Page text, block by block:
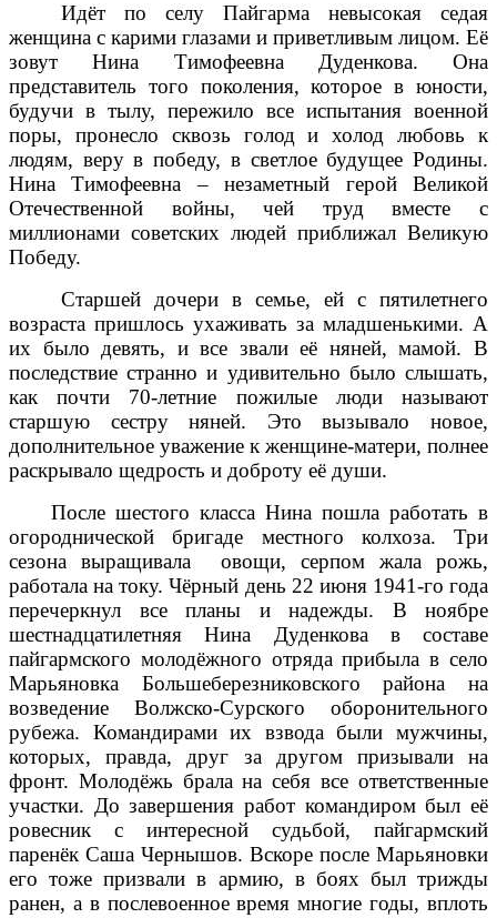
Идёт по селу Пайгарма невысокая седая
женщина с карими глазами и приветливым лицом. Её
зовут Нина Тимофеевна Дуденкова. Она
представитель того поколения, которое в юности,
будучи в тылу, пережило все испытания военной
поры, пронесло сквозь голод и холод любовь к
людям, веру в победу, в светлое будущее Родины.
Нина Тимофеевна – незаметный герой Великой
Отечественной войны, чей труд вместе с
миллионами советских людей приближал Великую
Победу.
Старшей дочери в семье, ей с пятилетнего
возраста пришлось ухаживать за младшенькими. А
их было девять, и все звали её няней, мамой. В
последствие странно и удивительно было слышать,
как почти 70-летние пожилые люди называют
старшую сестру няней. Это вызывало новое,
дополнительное уважение к женщине-матери, полнее
раскрывало щедрость и доброту её души.
После шестого класса Нина пошла работать в
огороднической бригаде местного колхоза. Три
сезона выращивала овощи, серпом жала рожь,
работала на току. Чёрный день 22 июня 1941-го года
перечеркнул все планы и надежды. В ноябре
шестнадцатилетняя Нина Дуденкова в составе
пайгармского молодёжного отряда прибыла в село
Марьяновка Большеберезниковского района на
возведение Волжско-Сурского оборонительного
рубежа. Командирами их взвода были мужчины,
которых, правда, друг за другом призывали на
фронт. Молодёжь брала на себя все ответственные
участки. До завершения работ командиром был её
ровесник с интересной судьбой, пайгармский
паренёк Саша Чернышов. Вскоре после Марьяновки
его тоже призвали в армию, в боях был трижды
ранен, а в послевоенное время многие годы, вплоть